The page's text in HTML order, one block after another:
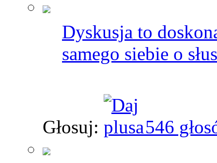
Dyskusja to
samego siebie o
Głosuj: 546